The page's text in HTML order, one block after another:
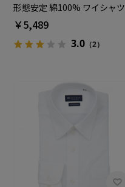
形態安定 綿100% ワイシャツ
白無地
￥5,489
3.0（2）